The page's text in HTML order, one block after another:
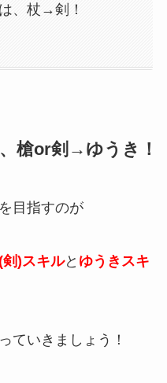
、杖→剣！
槍or剣→ゆうき！
を目指すのが
剣)スキルと ゆうきスキ
ていきましょう！